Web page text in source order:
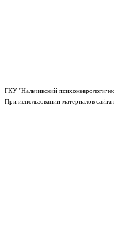
ГКУ "Нальчикский
При использовании материалов сайта